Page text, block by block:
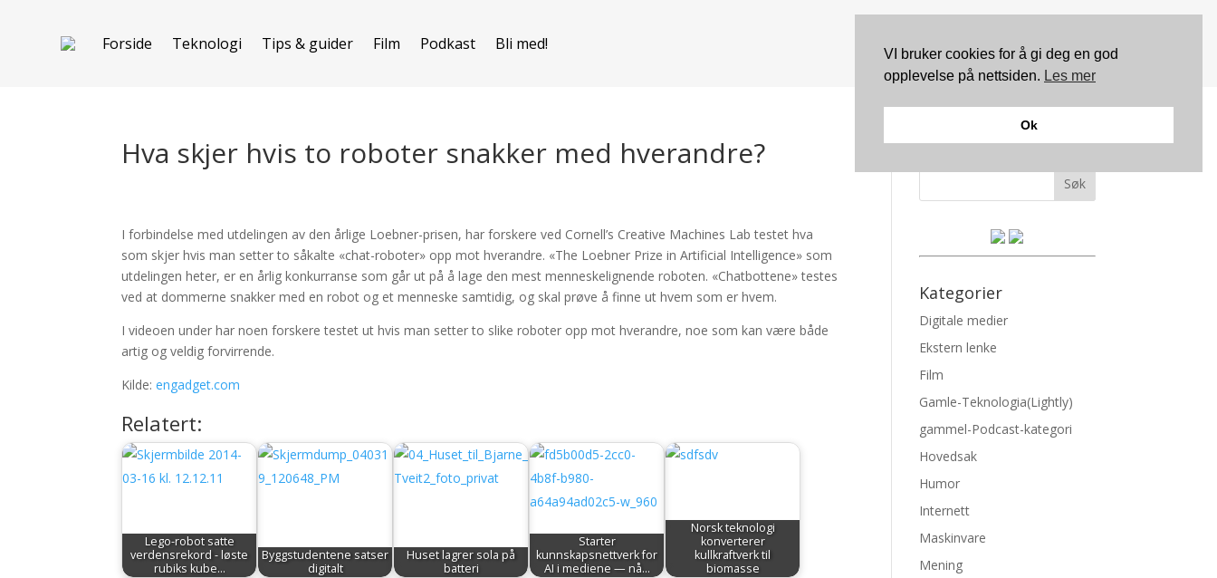
Forside Teknologi Tips & guider Film Podkast Bli med!
Hva skjer hvis to roboter snakker med hverandre?
I forbindelse med utdelingen av den årlige Loebner-prisen, har forskere ved Cornell’s Creative Machines Lab testet hva
som skjer hvis man setter to såkalte «chat-roboter» opp mot hverandre. «The Loebner Prize in Artificial Intelligence» som
utdelingen heter, er en årlig konkurranse som går ut på å lage den mest menneskelignende roboten. «Chatbottene» testes
ved at dommerne snakker med en robot og et menneske samtidig, og skal prøve å finne ut hvem som er hvem.
I videoen under har noen forskere testet ut hvis man setter to slike roboter opp mot hverandre, noe som kan være både
artig og veldig forvirrende.
Kilde:engadget.com
Relatert:
Lego-robot satte
verdensrekord - løste
rubiks kube…
Byggstudentene satser
digitalt
Huset lagrer sola på
batteri
Starter
kunnskapsnettverk for
AI i mediene — nå…
Norsk teknologi
konverterer
kullkraftverk til
biomasse
Søk
Kategorier
Digitale medier
Ekstern lenke
Film
Gamle-Teknologia(Lightly)
gammel-Podcast-kategori
Hovedsak
Humor
Internett
Maskinvare
Mening
VI bruker cookies for å gi deg en god
opplevelse på nettsiden. Les mer
Ok